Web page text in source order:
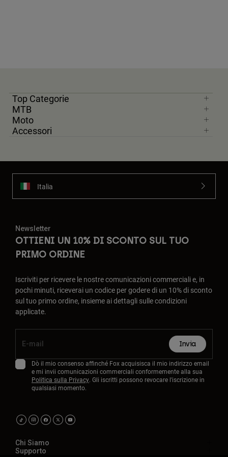
Top Categorie
MTB
Moto
Accessori
Italia
Newsletter
OTTIENI UN 10% DI SCONTO SUL TUO
PRIMO ORDINE
Iscriviti per ricevere le nostre comunicazioni commerciali e, in
pochi minuti, riceverai un codice per godere di un 10% di sconto
sul tuo primo ordine, insieme ai dettagli sulle condizioni
applicate.
Invia
Dò il mio consenso affinché Fox acquisisca il mio indirizzo email
e mi invii comunicazioni commerciali conformemente alla sua
Politica sulla Privacy. Gli iscritti possono revocare l'iscrizione in
qualsiasi momento.
Chi Siamo
Supporto